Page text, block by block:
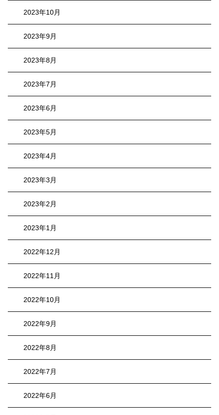
2023年10月
2023年9月
2023年8月
2023年7月
2023年6月
2023年5月
2023年4月
2023年3月
2023年2月
2023年1月
2022年12月
2022年11月
2022年10月
2022年9月
2022年8月
2022年7月
2022年6月